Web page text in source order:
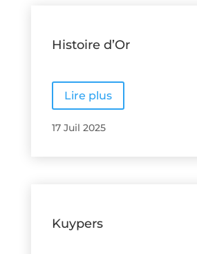
Histoire d’Or
Lire plus
17 Juil 2025
Kuypers